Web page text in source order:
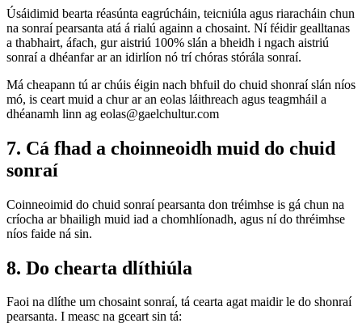
Úsáidimid bearta réasúnta eagrúcháin, teicniúla agus riaracháin chun
na sonraí pearsanta atá á rialú againn a chosaint. Ní féidir gealltanas
a thabhairt, áfach, gur aistriú 100% slán a bheidh i ngach aistriú
sonraí a dhéanfar ar an idirlíon nó trí chóras stórála sonraí.
Má cheapann tú ar chúis éigin nach bhfuil do chuid shonraí slán níos
mó, is ceart muid a chur ar an eolas láithreach agus teagmháil a
dhéanamh linn ag eolas@gaelchultur.com
7. Cá fhad a choinneoidh muid do chuid
sonraí
Coinneoimid do chuid sonraí pearsanta don tréimhse is gá chun na
críocha ar bhailigh muid iad a chomhlíonadh, agus ní do thréimhse
níos faide ná sin.
8. Do chearta dlíthiúla
Faoi na dlíthe um chosaint sonraí, tá cearta agat maidir le do shonraí
pearsanta. I measc na gceart sin tá: